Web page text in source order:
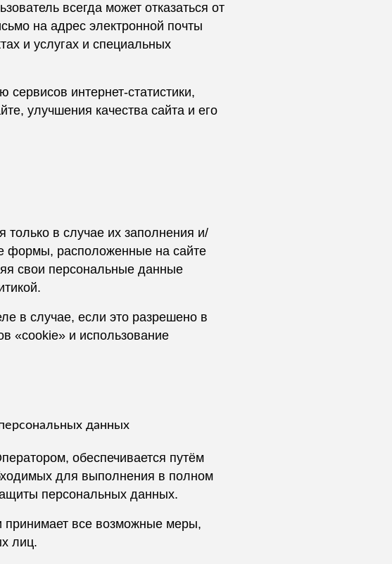
всегда может отказаться от
на адрес электронной почты
и услугах и специальных
интернет-статистики,
улучшения качества сайта и его
в случае их заполнения и/
формы, расположенные на сайте
свои персональные данные
в случае, если это разрешено в
«cookie» и использование
данных
обеспечивается путём
для выполнения в полном
персональных данных.
принимает все возможные меры,
лиц.